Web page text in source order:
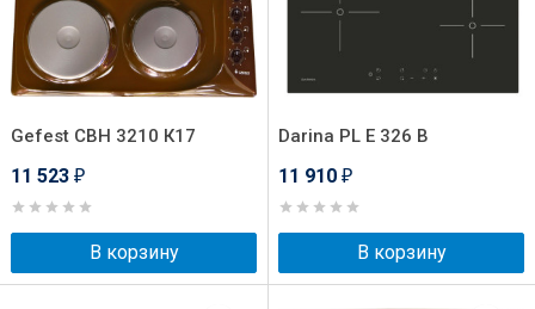
Gefest СВН 3210 К17
11 523 ₽
В корзину
Darina PL E 326 B
11 910 ₽
В корзину